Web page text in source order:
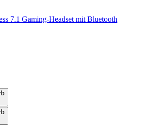
7.1 Gaming-Headset mit Bluetooth